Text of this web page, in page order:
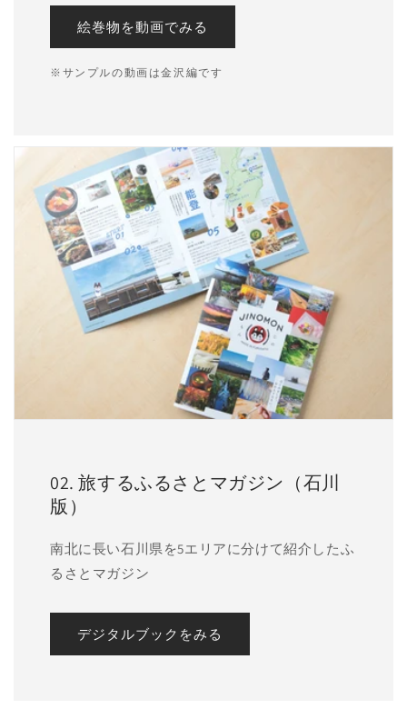
絵巻物を動画でみる
※サンプルの動画は金沢編です
02. 旅するふるさとマガジン（石川
版）
南北に長い石川県を5エリアに分けて紹介したふ
るさとマガジン
デジタルブックをみる